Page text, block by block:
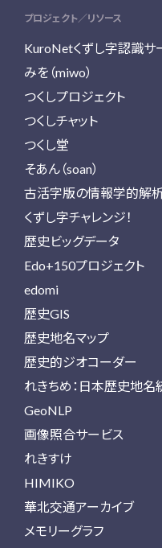
プロジェクト／リソース
KuroNetくずし字認識サ
みを（miwo）
つくしプロジェクト
つくしチャット
つくし堂
そあん（soan）
古活字版の情報学的解
くずし字チャレンジ！
歴史ビッグデータ
Edo+150プロジェクト
edomi
歴史GIS
歴史地名マップ
歴史的ジオコーダー
れきちめ：日本歴史地名
GeoNLP
画像照合サービス
れきすけ
HIMIKO
華北交通アーカイブ
メモリーグラフ